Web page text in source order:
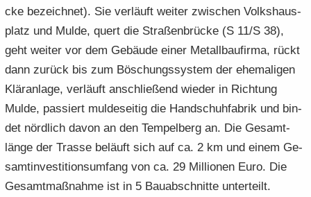
cke be­zeich­net). Sie ver­läuft wei­ter zwi­schen Volks­haus­
platz und Mulde, quert die Stra­ßen­brü­cke (S 11/S 38),
geht wei­ter vor dem Ge­bäu­de einer Me­tall­bau­fir­ma, rückt
dann zu­rück bis zum Bö­schungs­sys­tem der ehe­ma­li­gen
Klär­an­la­ge, ver­läuft an­schlie­ßend wie­der in Rich­tung
Mulde, pas­siert mul­de­sei­tig die Hand­schuh­fa­brik und bin­
det nörd­lich davon an den Tem­pel­berg an. Die Ge­samt­
län­ge der Tras­se be­läuft sich auf ca. 2 km und einem Ge­
samt­in­ves­ti­ti­ons­um­fang von ca. 29 Mil­lio­nen Euro. Die
Ge­samt­maß­nah­me ist in 5 Bau­ab­schnit­te un­ter­teilt.